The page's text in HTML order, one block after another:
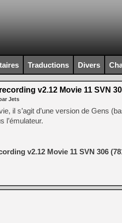
Traductions Divers
v2.12 Movie 11 SVN
Jets
il s’agit d’une version de Gens
l’émulateur.
v2.12 Movie 11 SVN 306